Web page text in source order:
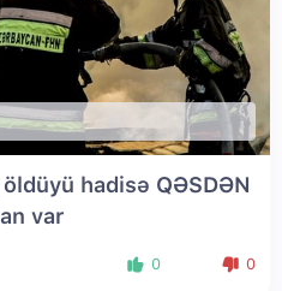
hadisə QƏSDƏN
var
0 0